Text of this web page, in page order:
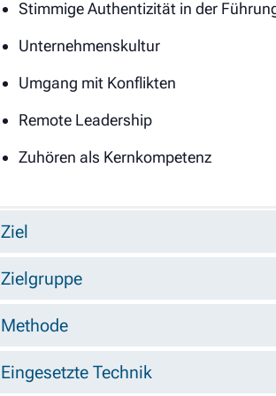
Stimmige Authentizität in der
Unternehmenskultur
Umgang mit Konflikten
Remote Leadership
Zuhören als Kernkompetenz
Ziel
Zielgruppe
Methode
Eingesetzte Technik